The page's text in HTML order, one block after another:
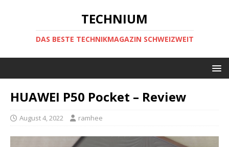
TECHNIUM
DAS BESTE TECHNIKMAGAZIN SCHWEIZWEIT
HUAWEI P50 Pocket – Review
August 4, 2022 ramhee